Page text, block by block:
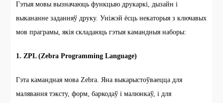
Гэтыя мовы вызначаюць функцыю друкаркі, дызайн і
выкананне заданняў друку. Уніжэй ёсць некаторыя з ключавых
мов праграмы, якія складаюць гэтыя камандныя наборы:
1. ZPL (Zebra Programming Language)
Гэта камандная мова Zebra. Яна выкарыстоўваецца для
малявання тэксту, форм, баркодаў і малюнкаў, і для